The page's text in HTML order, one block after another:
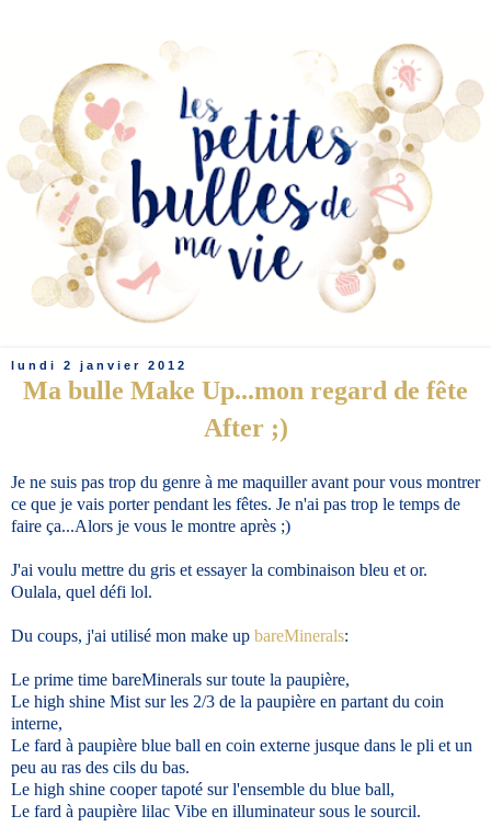
lundi 2 janvier 2012
Ma bulle Make Up...mon regard de fête
After ;)
Je ne suis pas trop du genre à me maquiller avant pour vous montrer
ce que je vais porter pendant les fêtes. Je n'ai pas trop le temps de
faire ça...Alors je vous le montre après ;)
J'ai voulu mettre du gris et essayer la combinaison bleu et or.
Oulala, quel défi lol.
Du coups, j'ai utilisé mon make up bareMinerals:
Le prime time bareMinerals sur toute la paupière,
Le high shine Mist sur les 2/3 de la paupière en partant du coin
interne,
Le fard à paupière blue ball en coin externe jusque dans le pli et un
peu au ras des cils du bas.
Le high shine cooper tapoté sur l'ensemble du blue ball,
Le fard à paupière lilac Vibe en illuminateur sous le sourcil.